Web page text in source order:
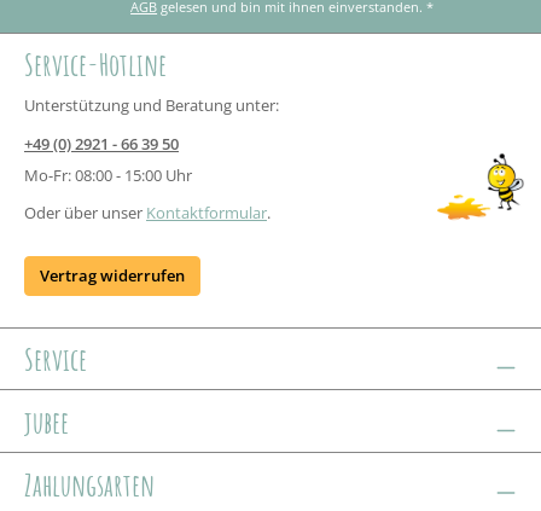
AGB gelesen und bin mit ihnen einverstanden.*
Service-Hotline
Unterstützung und Beratung unter:
+49 (0) 2921 - 66 39 50
Mo-Fr: 08:00 - 15:00 Uhr
Oder über unser Kontaktformular.
Vertrag widerrufen
Service
jubee
Zahlungsarten